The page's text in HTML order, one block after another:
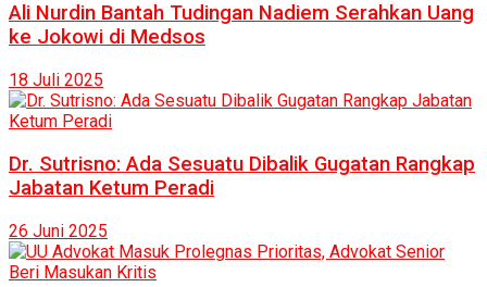
Ali Nurdin Bantah Tudingan Nadiem Serahkan Uang
ke Jokowi di Medsos
18 Juli 2025
Dr. Sutrisno: Ada Sesuatu Dibalik Gugatan Rangkap
Jabatan Ketum Peradi
26 Juni 2025